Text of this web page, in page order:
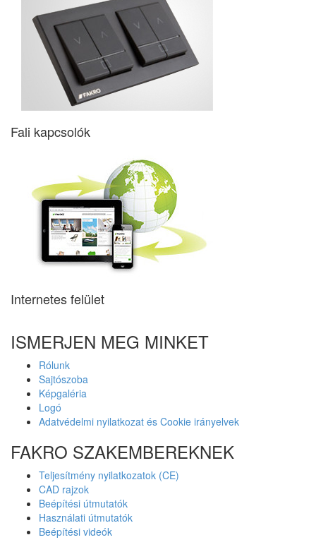
Fali kapcsolók
Internetes felület
ISMERJEN MEG MINKET
Rólunk
Sajtószoba
Képgaléria
Logó
Adatvédelmi nyilatkozat és Cookie irányelvek
FAKRO SZAKEMBEREKNEK
Teljesítmény nyilatkozatok (CE)
CAD rajzok
Beépítési útmutatók
Használati útmutatók
Beépítési videók